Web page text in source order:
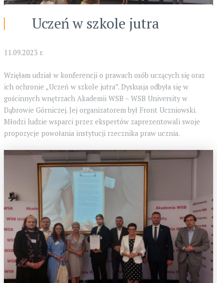
Uczeń w szkole jutra
11.09.2023 r.
Wzięłam udział w konferencji o prawach osób uczących się oraz
ich ochronie „Uczeń w szkole jutra”. Dyskusja odbyła się w
gościnnych wnętrzach Akademii WSB – WSB University w
Dąbrowie Górniczej. Jej organizatorem był Front Uczniowski.
Młodzi ludzie wsparci przez ekspertów zaprezentowali swoje
propozycje powołania instytucji rzecznika praw ucznia.